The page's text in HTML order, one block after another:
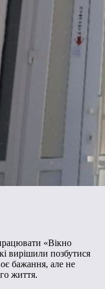
«Вікно
вирішили позбутися
бажання, але не
життя.